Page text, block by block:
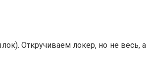
Откручиваем локер, но не весь, а